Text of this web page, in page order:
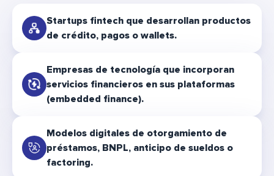
Startups fintech que desarrollan productos
de crédito, pagos o wallets.
Empresas de tecnología que incorporan
servicios financieros en sus plataformas
(embedded finance).
Modelos digitales de otorgamiento de
préstamos, BNPL, anticipo de sueldos o
factoring.